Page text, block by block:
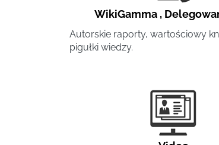
WikiGamma ,
Autorskie raporty, wartościowy
pigułki wiedzy.